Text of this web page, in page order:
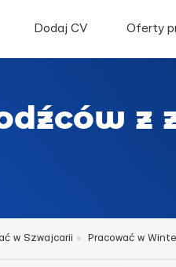
Dodaj CV Oferty
w Szwajcarii Pracować w